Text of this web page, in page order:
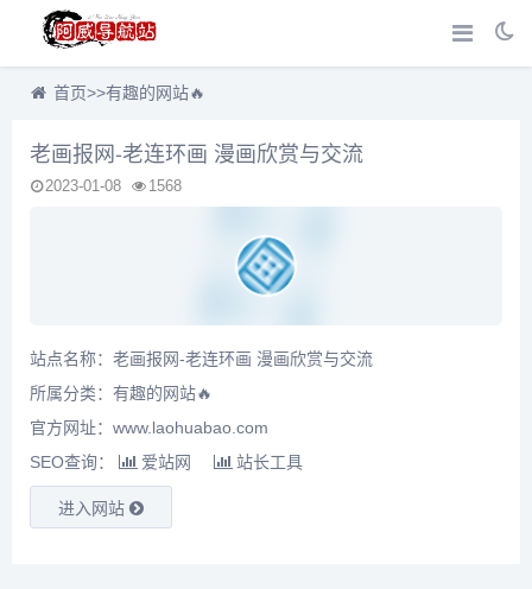
首页>>有趣的网站🔥
老画报网-老连环画 漫画欣赏与交流
2023-01-08 1568
站点名称：老画报网-老连环画 漫画欣赏与交流
所属分类： 有趣的网站🔥
官方网址：www.laohuabao.com
SEO查询：
爱站网 站长工具
进入网站